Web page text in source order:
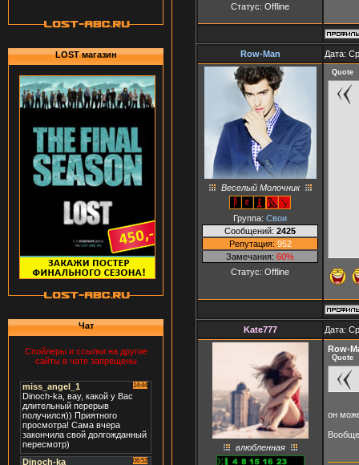
LOST магазин
Чат
Спойлеры и ссылки на другие
сайты в чате запрещены
Статус: Offline
Row-Man Дата:
Веселый Молочник
Группа: Свои
Сообщений: 2425
Репутация: 952
Замечания: 60%
Статус: Offline
Quote
Kate777 Дата:
влюбленная
Row-
Quote
он